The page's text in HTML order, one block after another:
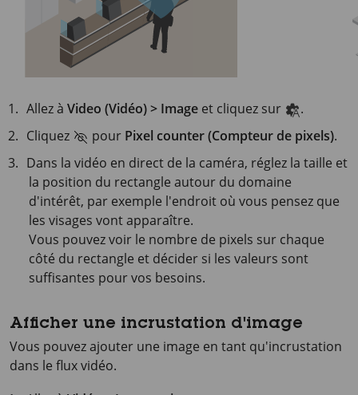
Allez àVideo (Vidéo) > Image et cliquez sur
.
Cliquez
pour Pixel counter (Compteur de pixels).
Dans la vidéo en direct de la caméra, réglez la taille et
la position du rectangle autour du domaine
d'intérêt, par exemple l'endroit où vous pensez que
les visages vont apparaître.
Vous pouvez voir le nombre de pixels sur chaque
côté du rectangle et décider si les valeurs sont
suffisantes pour vos besoins.
Afficher une incrustation d'image
Vous pouvez ajouter une image en tant qu'incrustation
dans le flux vidéo.